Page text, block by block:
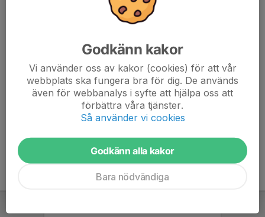
Här hamnar automatiskt de senaste nyheterna på hemsidan. För
att kunna börja administrera hemsidan loggar du in högst upp till
höger.
Godkänn kakor
Vi använder oss av kakor (cookies) för att vår
webbplats ska fungera bra för dig. De används
även för webbanalys i syfte att hjälpa oss att
förbättra våra tjänster.
Så använder vi cookies
Godkänn alla kakor
Bara nödvändiga